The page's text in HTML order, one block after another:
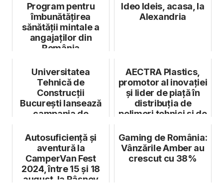
Program pentru
îmbunătățirea
sănătății mintale a
angajaților din
România
Ideo Ideis, acasa, la
Alexandria
Universitatea
Tehnică de
Construcții
București lansează
campania de
„Lumea e Work in P...
AECTRA Plastics,
promotor al inovației
și lider de piață în
distribuția de
polimeri tehnici și de
Autosuficiență și
aventură la
CamperVan Fest
2024, între 15 și 18
august, la Râșnov
Gaming de România:
Vânzările Amber au
crescut cu 38%